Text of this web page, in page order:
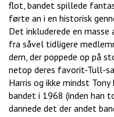
flot, bandet spillede
førte an i en historisk
Det inkluderede en
fra såvel tidligere
dem, der poppede op på
netop deres favorit-Tull-
Harris og ikke mindst
bandet i 1968 (inden han
dannede det der andet